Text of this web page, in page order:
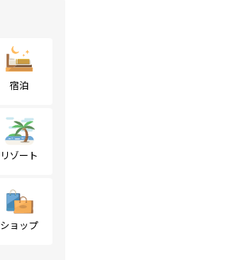
宿泊
リゾート
ショップ